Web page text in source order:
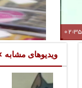
02:35
ویدیوهای مشابه